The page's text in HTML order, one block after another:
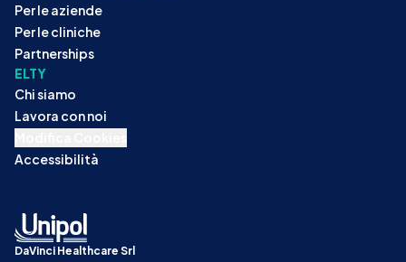
Per le aziende
Per le cliniche
Partnerships
ELTY
Chi siamo
Lavora con noi
Accessibilità
DaVinci Healthcare Srl